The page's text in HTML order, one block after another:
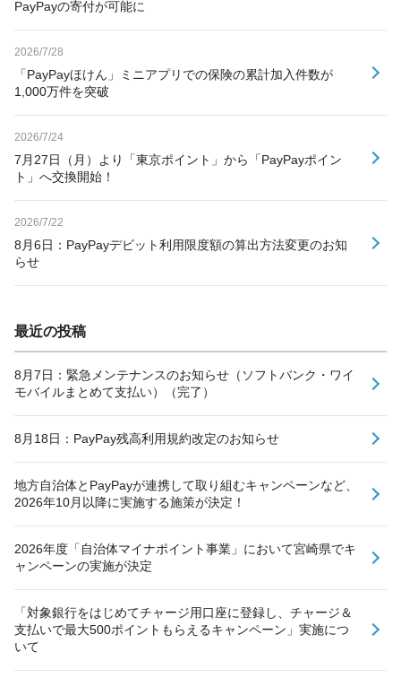
PayPayの寄付が可能に
2026/7/28
「PayPayほけん」ミニアプリでの保険の累計加入件数が
1,000万件を突破
2026/7/24
7月27日（月）より「東京ポイント」から「PayPayポイン
ト」へ交換開始！
2026/7/22
8月6日：PayPayデビット利用限度額の算出方法変更のお知
らせ
最近の投稿
8月7日：緊急メンテナンスのお知らせ（ソフトバンク・ワイ
モバイルまとめて支払い）（完了）
8月18日：PayPay残高利用規約改定のお知らせ
地方自治体とPayPayが連携して取り組むキャンペーンなど、
2026年10月以降に実施する施策が決定！
2026年度「自治体マイナポイント事業」において宮崎県でキ
ャンペーンの実施が決定
「対象銀行をはじめてチャージ用口座に登録し、チャージ＆
支払いで最大500ポイントもらえるキャンペーン」実施につ
いて